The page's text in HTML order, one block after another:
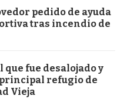
pedido de ayuda
tras incendio de
fue desalojado y
refugio de
Vieja